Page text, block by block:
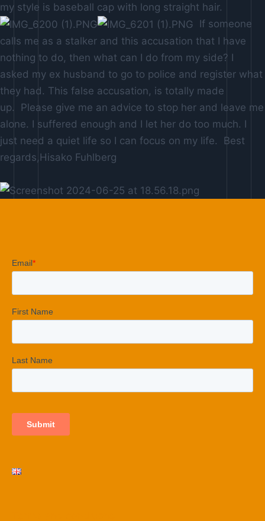
my style is baseball cap with long straight hair.
If someone
calls me as a stalker and this accusation that I have
nothing to do, then what can I do from my side? I
asked my ex husband to go to police and register what
they had. This false accusation, is totally made
up. Please give me an advice to stop her and leave me
alone. I suffered enough and I let her do too much. I
just need a quiet life so I can focus on my life. Best
regards,Hisako Fuhlberg